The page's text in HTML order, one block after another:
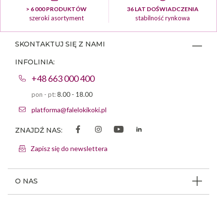
> 6 000 PRODUKTÓW
szeroki asortyment
36 LAT DOŚWIADCZENIA
stabilność rynkowa
O NAS
SKONTAKTUJ SIĘ Z NAMI
INFOLINIA:
+48 663 000 400
pon - pt:8.00 - 18.00
platforma@falelokikoki.pl
ZNAJDŹ NAS:
Zapisz się do newslettera